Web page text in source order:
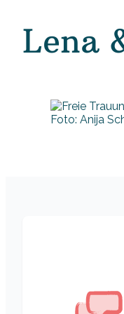
Lena
Foto: Anija